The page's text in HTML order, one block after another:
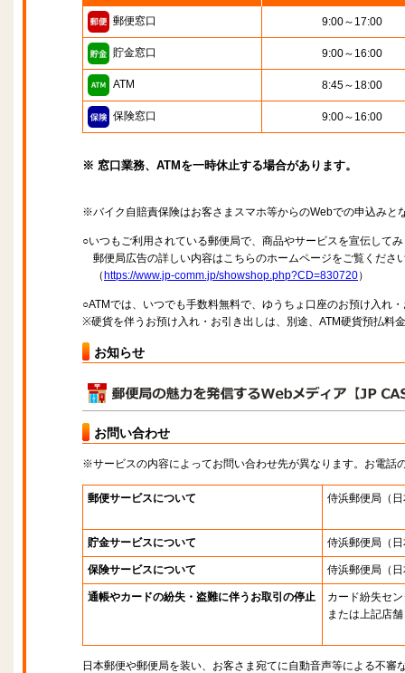
郵便窓口 9:00～17:00
貯金窓口 9:00～16:00
ATM 8:45～18:00
保険窓口 9:00～16:00
※ 窓口業務、ATMを一時休止する場合があります。
※バイク自賠責保険はお客さまスマホ等からのWebでの申込みと
○いつもご利用されている郵便局で、商品やサービスを宣伝して
郵便局広告の詳しい内容はこちらのホームページをご覧くださ
（ https://www.jp-comm.jp/showshop.php?CD=830720）
○ATMでは、いつでも手数料無料で、ゆうちょ口座のお預け入れ
※硬貨を伴うお預け入れ・お引き出しは、別途、ATM硬貨預払料
お知らせ
お問い合わせ
※サービスの内容によってお問い合わせ先が異なります。お電話
郵便サービスについて 侍浜郵便局 （
貯金サービスについて 侍浜郵便局 （
保険サービスについて 侍浜郵便局 （
通帳やカードの紛失・盗難に伴うお取引の停止
カード紛失セ
または上記店舗
日本郵便や郵便局を装い、お客さま宛てに自動音声等による不審